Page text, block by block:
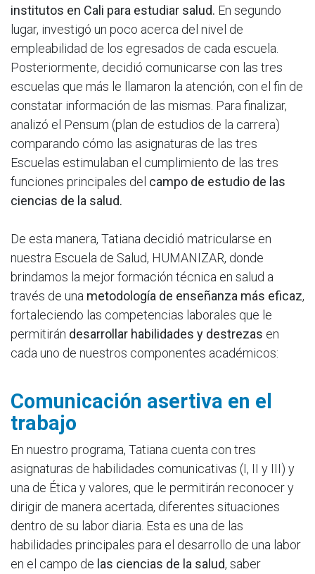
institutos en Cali para estudiar salud. En segundo
lugar, investigó un poco acerca del nivel de
empleabilidad de los egresados de cada escuela.
Posteriormente, decidió comunicarse con las tres
escuelas que más le llamaron la atención, con el fin de
constatar información de las mismas. Para finalizar,
analizó el Pensum (plan de estudios de la carrera)
comparando cómo las asignaturas de las tres
Escuelas estimulaban el cumplimiento de las tres
funciones principales del campo de estudio de las
ciencias de la salud.
De esta manera, Tatiana decidió matricularse en
nuestra Escuela de Salud, HUMANIZAR, donde
brindamos la mejor formación técnica en salud a
través de una metodología de enseñanza más eficaz,
fortaleciendo las competencias laborales que le
permitirán desarrollar habilidades y destrezas en
cada uno de nuestros componentes académicos:
Comunicación asertiva en el
trabajo
En nuestro programa, Tatiana cuenta con tres
asignaturas de habilidades comunicativas (I, II y III) y
una de Ética y valores, que le permitirán reconocer y
dirigir de manera acertada, diferentes situaciones
dentro de su labor diaria. Esta es una de las
habilidades principales para el desarrollo de una labor
en el campo de las ciencias de la salud, saber